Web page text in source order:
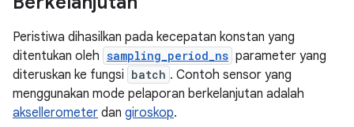
Peristiwa dihasilkan pada kecepatan konstan yang
ditentukan oleh sampling_period_ns parameter yang
diteruskan ke fungsi batch . Contoh sensor yang
menggunakan mode pelaporan berkelanjutan adalah
aksellerometer dan giroskop.